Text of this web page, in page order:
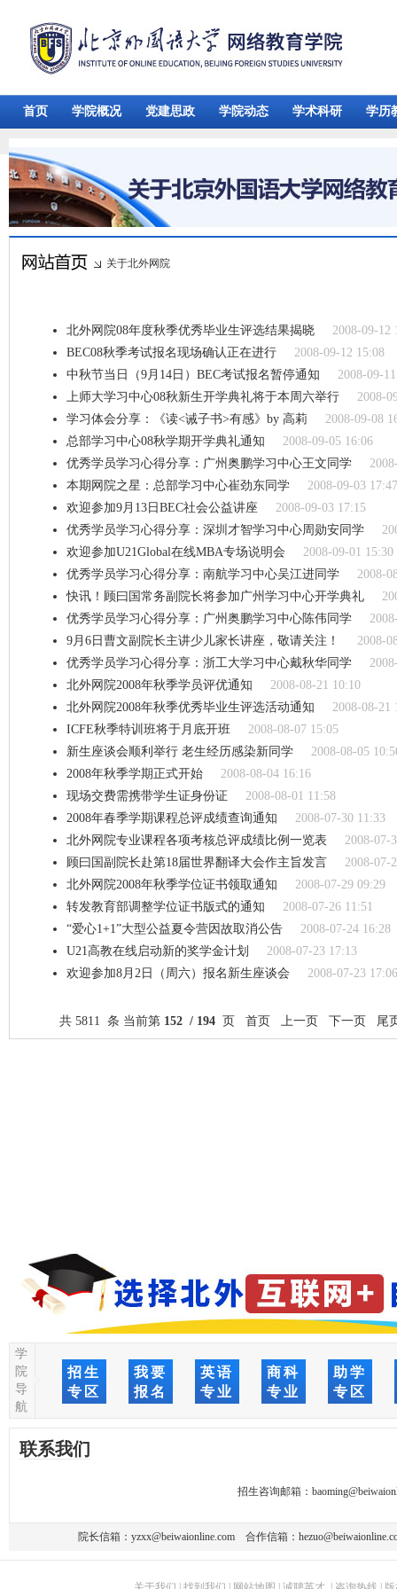
首页 学院概况 党建思政 学院动态 学术科研 学历
关于北外网院
北外网院08年度秋季优秀毕业生评选结果揭晓
2008-09-12
BEC08秋季考试报名现场确认正在进行
2008-09-12 15:08
中秋节当日（9月14日）BEC考试报名暂停通知
2008-09-
上师大学习中心08秋新生开学典礼将于本周六举行
2008-
学习体会分享：《读<诫子书>有感》by 高莉
2008-09-08
总部学习中心08秋学期开学典礼通知
2008-09-05 16:06
优秀学员学习心得分享：广州奥鹏学习中心王文同学
本期网院之星：总部学习中心崔劲东同学
2008-09-03 17:47
欢迎参加9月13日BEC社会公益讲座
2008-09-03 17:15
优秀学员学习心得分享：深圳才智学习中心周勋安同学
欢迎参加U21Global在线MBA专场说明会
2008-09-01 15:30
优秀学员学习心得分享：南航学习中心吴江进同学
2008-
快讯！顾曰国常务副院长将参加广州学习中心开学典礼
优秀学员学习心得分享：广州奥鹏学习中心陈伟同学
9月6日曹文副院长主讲少儿家长讲座，敬请关注！
2008-
优秀学员学习心得分享：浙工大学习中心戴秋华同学
北外网院2008年秋季学员评优通知
2008-08-21 10:10
北外网院2008年秋季优秀毕业生评选活动通知
2008-08-21
ICFE秋季特训班将于月底开班
2008-08-07 15:05
新生座谈会顺利举行 老生经历感染新同学
2008-08-05
2008年秋季学期正式开始
2008-08-04 16:16
现场交费需携带学生证身份证
2008-08-01 11:58
2008年春季学期课程总评成绩查询通知
2008-07-30 11:33
北外网院专业课程各项考核总评成绩比例一览表
2008-07-
顾曰国副院长赴第18届世界翻译大会作主旨发言
2008-07-
北外网院2008年秋季学位证书领取通知
2008-07-29 09:29
转发教育部调整学位证书版式的通知
2008-07-26 11:51
“爱心1+1”大型公益夏令营因故取消公告
2008-07-24 16:28
U21高教在线启动新的奖学金计划
2008-07-23 17:13
欢迎参加8月2日（周六）报名新生座谈会
2008-07-23 17:06
共 5811 条 当前第 152 / 194 页 首页 上一页 下一页 尾
学
院
导
航
招生
专区
我要
报名
英语
专业
商科
专业
助学
专区
联系我们
招生咨询邮箱：
院长信箱： yzxx@beiwaionline.com 合作信箱：